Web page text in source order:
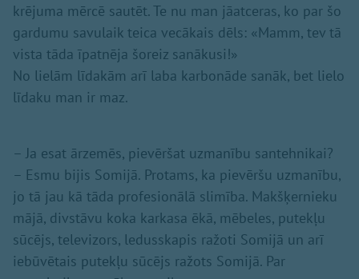
krējuma mērcē sautēt. Te nu man jāatceras, ko par šo
gardumu savulaik teica vecākais dēls: «Mamm, tev tā
vista tāda īpatnēja šoreiz sanākusi!»
No lielām līdakām arī laba karbonāde sanāk, bet lielo
līdaku man ir maz.
– Ja esat ārzemēs, pievēršat uzmanību santehnikai?
– Esmu bijis Somijā. Protams, ka pievēršu uzmanību,
jo tā jau kā tāda profesionālā slimība. Makšķernieku
mājā, divstāvu koka karkasa ēkā, mēbeles, putekļu
sūcējs, televizors, ledusskapis ražoti Somijā un arī
iebūvētais putekļu sūcējs ražots Somijā. Par